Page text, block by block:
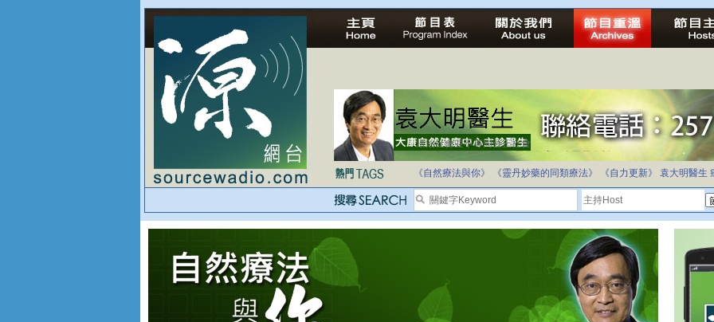
法治社會並不等同公正社會
自家教育合法化-推動多元化教育，全民學卷制
《自然療法與你》 《靈丹妙藥的同類療法》 《自力更新》 袁大明醫生